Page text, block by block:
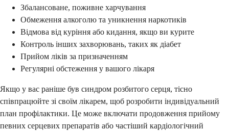
Збалансоване, поживне харчування
Обмеження алкоголю та уникнення наркотиків
Відмова від куріння або кидання, якщо ви курите
Контроль інших захворювань, таких як діабет
Прийом ліків за призначенням
Регулярні обстеження у вашого лікаря
Якщо у вас раніше був синдром розбитого серця, тісно
співпрацюйте зі своїм лікарем, щоб розробити індивідуальний
план профілактики. Це може включати продовження прийому
певних серцевих препаратів або частіший кардіологічний